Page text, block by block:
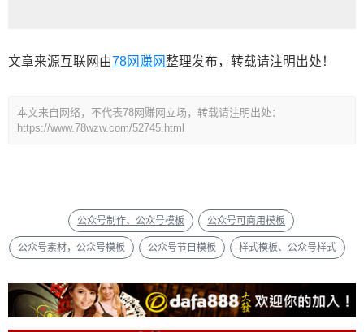
文章来源互联网由78网赚网整理发布，转载请注明出处！
本文来自网络，不代表78网赚网立场，转载请注明出处：
https://www.78wzw.com/52745.html
公众号制作、公众号模板 公众号可商用模板
公众号素材，公众号模板 公众号节日模板 样式模板、公众号样式